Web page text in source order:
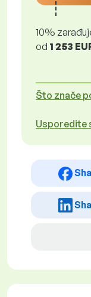
10%
od 1 253
Što znače
Usporedite